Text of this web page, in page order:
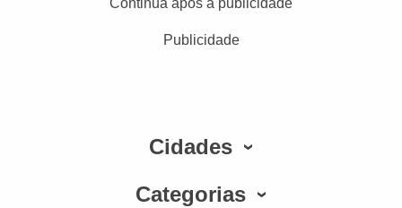
Publicidade
Cidades
Categorias